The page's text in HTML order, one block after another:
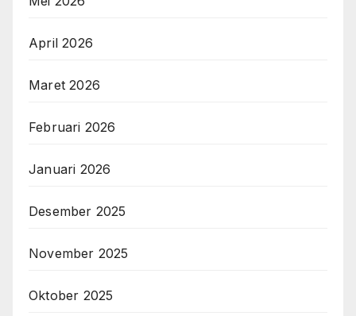
April 2026
Maret 2026
Februari 2026
Januari 2026
Desember 2025
November 2025
Oktober 2025